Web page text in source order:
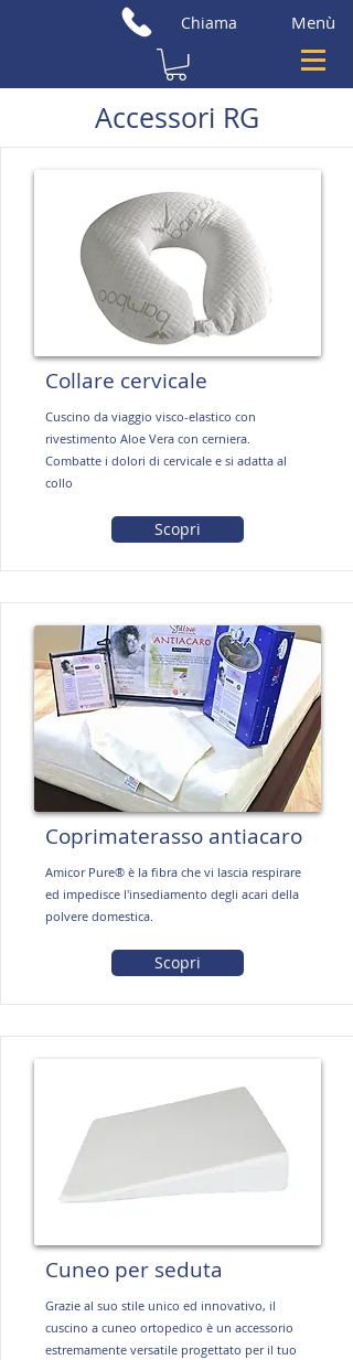
Chiama Menù
Accessori RG
Collare cervicale
Cuscino da viaggio visco-elastico con
rivestimento Aloe Vera con cerniera.
Combatte i dolori di cervicale e si adatta al
collo
Scopri
Coprimaterasso antiacaro
Amicor Pure® è la fibra che vi lascia respirare
ed impedisce l'insediamento degli acari della
polvere domestica.
Scopri
Cuneo per seduta
Grazie al suo stile unico ed innovativo, il
cuscino a cuneo ortopedico è un accessorio
estremamente versatile progettato per il tuo